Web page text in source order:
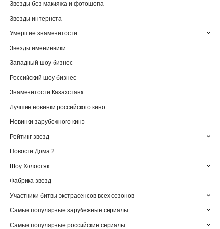
Звезды без макияжа и фотошопа
Звезды интернета
Умершие знаменитости
Звезды именинники
Западный шоу-бизнес
Российский шоу-бизнес
Знаменитости Казахстана
Лучшие новинки российского кино
Новинки зарубежного кино
Рейтинг звезд
Новости Дома 2
Шоу Холостяк
Фабрика звезд
Участники битвы экстрасенсов всех сезонов
Самые популярные зарубежные сериалы
Самые популярные российские сериалы